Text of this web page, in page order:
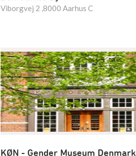
Viborgvej 2 ,8000 Aarhus C
KØN - Gender Museum Denmark